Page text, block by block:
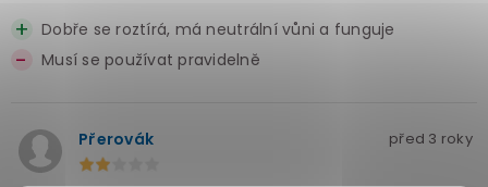
Dobře se roztírá, má neutrální vůni a funguje
Musí se používat pravidelně
Přerovák před 3 roky